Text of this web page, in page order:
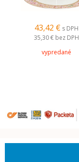
43,42 € s DPH
35,30 € bez DPH
vypredané